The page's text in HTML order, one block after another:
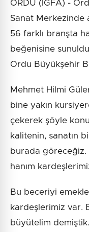
ORDU (İGFA) -
Sanat Merkezinde
56 farklı branşta
beğenisine
Ordu Büyükşehir
Mehmet Hilmi
bine yakın
çekerek şöyle
kalitenin, sanatın
burada göreceğiz.
hanım
Bu beceriyi
kardeşlerimiz var.
büyütelim